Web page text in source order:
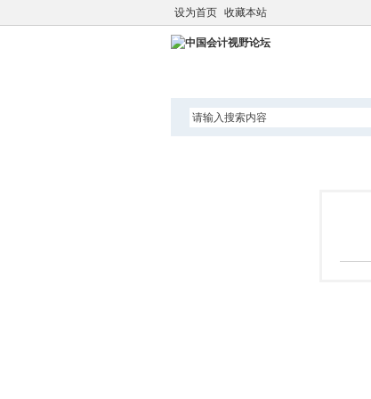
设为首页 收藏本站